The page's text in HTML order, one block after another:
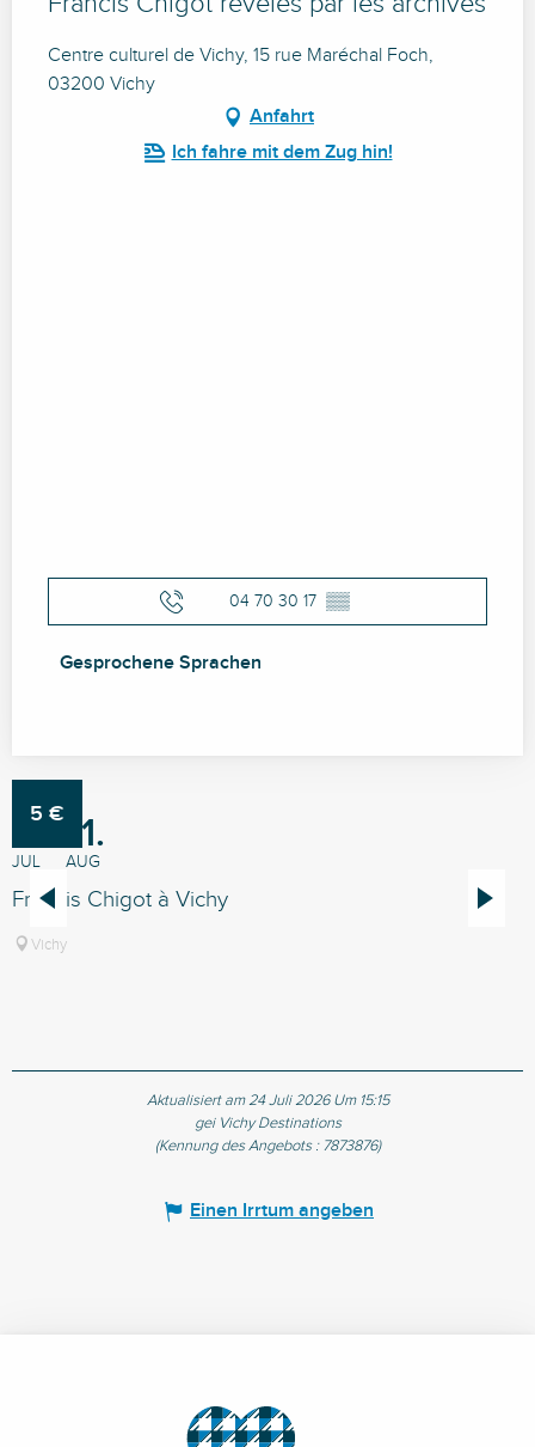
Centre culturel de Vichy, 15 rue Maréchal Foch,
03200 Vichy
Anfahrt
Ich fahre mit dem Zug hin!
04 70 30 17 ▒▒
Gesprochene Sprachen
Gesprochene Sprachen
5 €
1.
JUL
31.
AUG
Francis Chigot à Vichy
Vichy
Aktualisiert am 24 Juli 2026 Um 15:15
gei Vichy Destinations
(Kennung des Angebots : 7873876)
Einen Irrtum angeben